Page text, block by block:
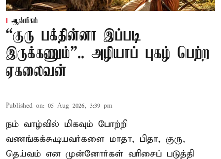
ஆன்மிகம்
“குரு பக்தின்னா இப்படி
இருக்கணும்”.. அழியாப் புகழ் பெற்ற
ஏகலைவன்
Published on: 05 Aug 2026, 3:39 pm
நம் வாழ்வில் மிகவும் போற்றி
வணங்கக்கூடியவர்களை மாதா, பிதா, குரு,
தெய்வம் என முன்னோர்கள் வரிசைப் படுத்தி